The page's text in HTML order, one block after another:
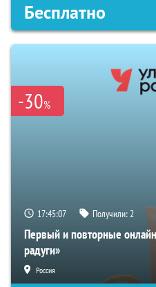
Бесплатно
-30%
17:45:06 Получили:2
Первый и повторные
радуги»
Россия